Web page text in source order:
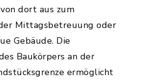
dort aus zum
Mittagsbetreuung oder
Gebäude. Die
Baukörpers an der
ermöglicht